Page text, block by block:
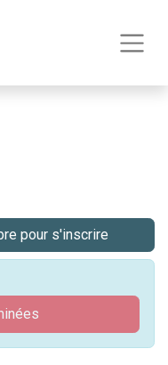
pour s'inscrire